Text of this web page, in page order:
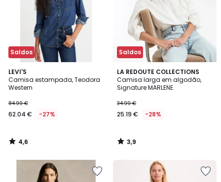
Saldos
LEVI'S
Camisa estampada, Teodora
Western
84.99 €
62.04 € -27%
4,6
/ 5
4,6
/
Saldos
LA REDOUTE COLLECTIONS
Camisa larga em algodão,
Signature MARLENE
34.99 €
25.19 € -28%
3,9
/ 5
3,9
/